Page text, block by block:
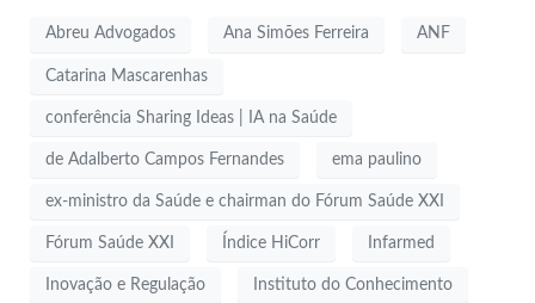
Abreu Advogados Ana Simões Ferreira ANF
Catarina Mascarenhas
conferência Sharing Ideas | IA na Saúde
de Adalberto Campos Fernandes ema paulino
ex-ministro da Saúde e chairman do Fórum Saúde XXI
Fórum Saúde XXI Índice HiCorr Infarmed
Inovação e Regulação Instituto do Conhecimento